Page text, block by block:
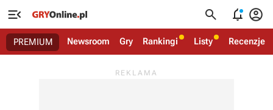
   
PREMIUM Newsroom Gry Rankingi Listy Recenzje